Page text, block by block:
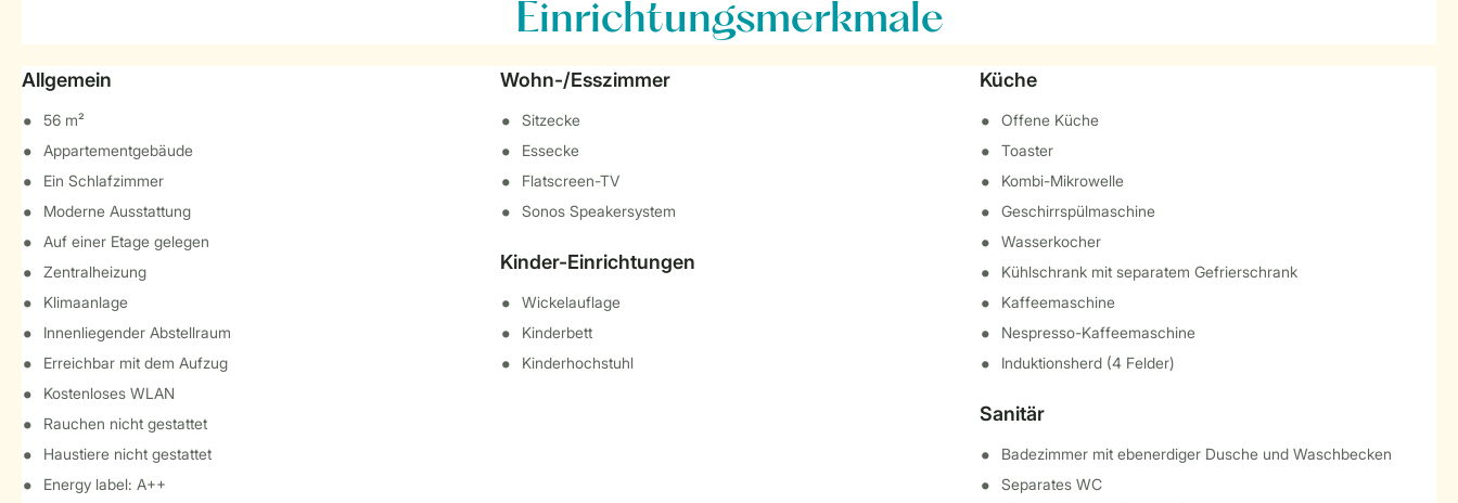
Einrichtungsmerkmale
Allgemein
56 m²
Appartementgebäude
Ein Schlafzimmer
Moderne Ausstattung
Auf einer Etage gelegen
Zentralheizung
Klimaanlage
Innenliegender Abstellraum
Erreichbar mit dem Aufzug
Kostenloses WLAN
Rauchen nicht gestattet
Haustiere nicht gestattet
Energy label: A++
Wohn-/Esszimmer
Sitzecke
Essecke
Flatscreen-TV
Sonos Speakersystem
Kinder-Einrichtungen
Wickelauflage
Kinderbett
Kinderhochstuhl
Küche
Offene Küche
Toaster
Kombi-Mikrowelle
Geschirrspülmaschine
Wasserkocher
Kühlschrank mit separatem Gefrierschrank
Kaffeemaschine
Nespresso-Kaffeemaschine
Induktionsherd (4 Felder)
Sanitär
Badezimmer mit ebenerdiger Dusche und Waschbecken
Separates WC